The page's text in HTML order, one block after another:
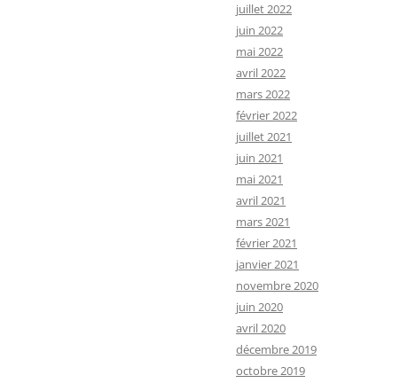
juillet 2022
juin 2022
mai 2022
avril 2022
mars 2022
février 2022
juillet 2021
juin 2021
mai 2021
avril 2021
mars 2021
février 2021
janvier 2021
novembre 2020
juin 2020
avril 2020
décembre 2019
octobre 2019